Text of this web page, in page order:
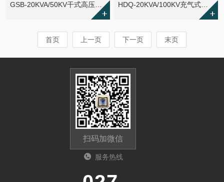
GSB-20KVA/50KV干式高压试验变压器 HDQ-20KVA/100KV充气式高压试验变压器
首页 上一页 下一页 末页
扫码加微信
服务热线